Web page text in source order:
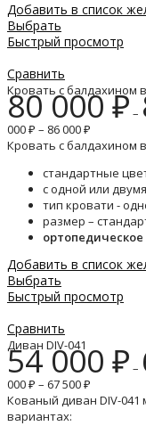
Добавить в список
Выбрать
Быстрый просмотр
Сравнить
Кровать с балдахином
80 000₽–
000 ₽ – 86 000 ₽
Кровать с балдахином
стандартные
с одной или
тип кровати -
размер –
Добавить в список
Выбрать
Быстрый просмотр
Сравнить
Диван DIV-041
54 000 ₽ –
000 ₽ – 67 500 ₽
Кованый диван DIV-
вариантах: